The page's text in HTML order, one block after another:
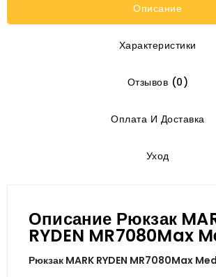
Описание
Характеристики
Отзывов (0)
Оплата И Доставка
Уход
Описание Рюкзак
RYDEN MR7080Max
Рюкзак MARK RYDEN MR7080Max